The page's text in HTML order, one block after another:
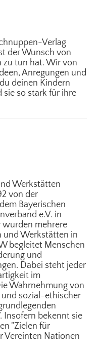
Verlag
der Wunsch von
zu tun hat. Wir von
Anregungen und
deinen Kindern
so stark für ihre
Werkstätten
von der
Bayerischen
e.V. in
wurden mehrere
und Werkstätten in
begleitet Menschen
und
Dabei steht jeder
im
Wahrnehmung von
sozial-ethischer
Insofern bekennt sie
"Zielen für
Vereinten Nationen